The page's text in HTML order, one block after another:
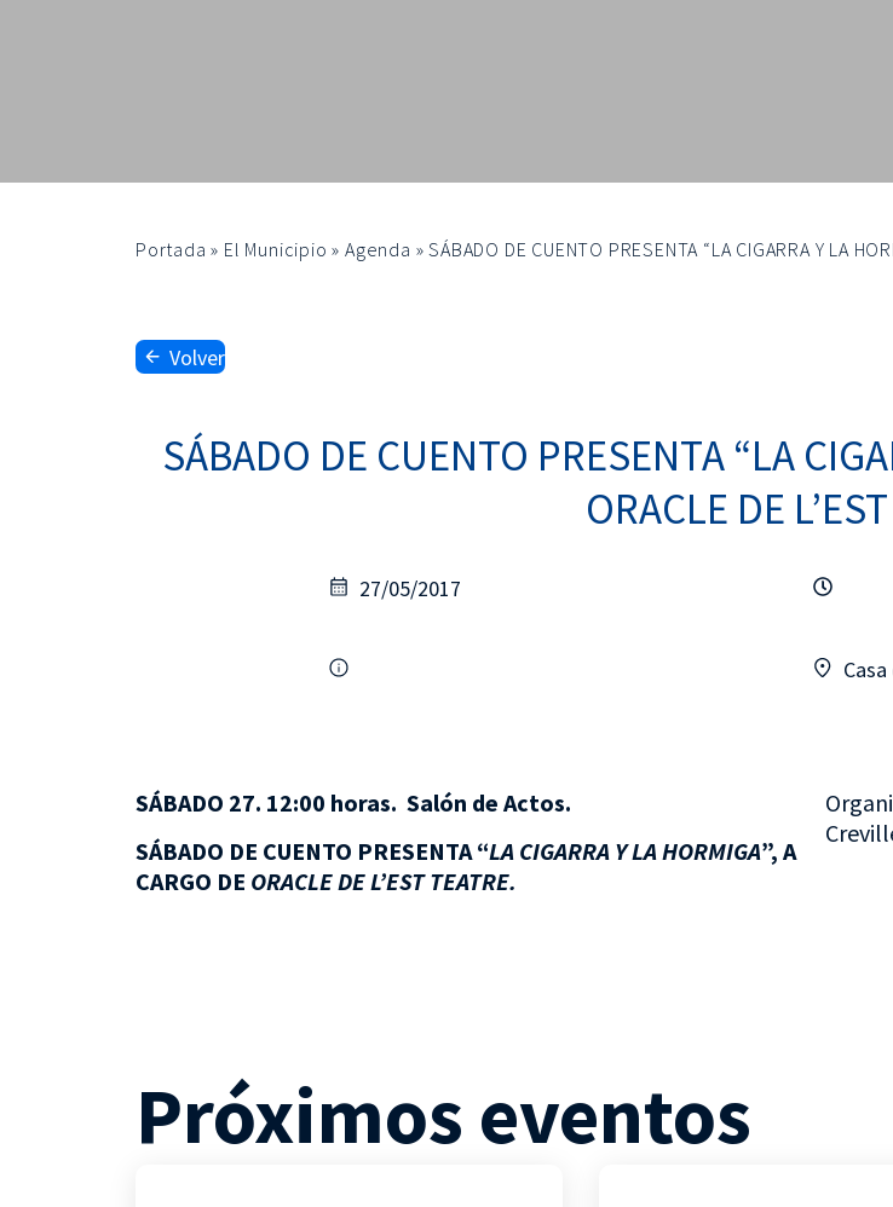
Portada » El Municipio »Agenda »SÁBADO DE CUENTO PRESENTA “LA CIGARRA Y LA
Volver
SÁBADO DE CUENTO PRESENTA “LA
ORACLE DE
27/05/2017
SÁBADO 27. 12:00 horas. Salón de Actos.
SÁBADO DE CUENTO PRESENTA “LA CIGARRA Y LA HORMIGA”, A
CARGO DE ORACLE DE L’EST TEATRE.
Próximos eventos